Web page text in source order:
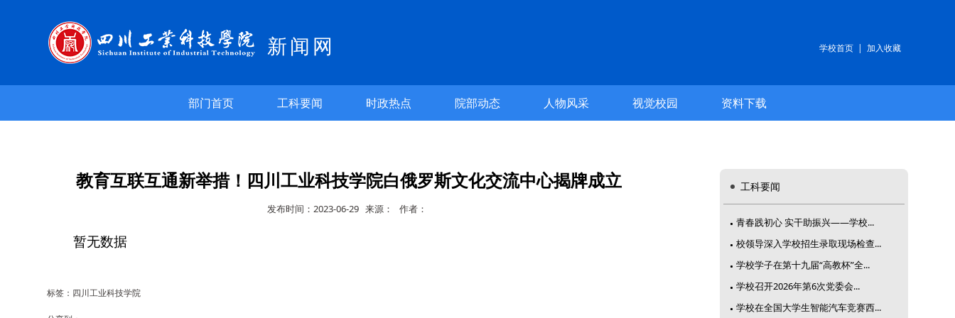
新闻网 学校首页 | 加入收藏
部门首页 工科要闻 时政热点 院部动态 人物风采 视觉校园 资料下载
教育互联互通新举措！四川工业科技学院白俄罗斯文化交流中心揭牌成立
发布时间：2023-06-29 来源： 作者：
暂无数据
标签：四川工业科技学院
工科要闻
青春践初心 实干助振兴——学校...
校领导深入学校招生录取现场检查...
学校学子在第十九届“高教杯”全...
学校召开2026年第6次党委会...
学校在全国大学生智能汽车竞赛西...